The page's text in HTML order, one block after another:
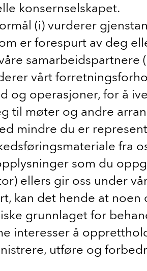
konsernselskapet.
(i) vurderer
er forespurt av deg
samarbeidspartnere
vårt
operasjoner, for å
til møter og andre
mindre du er
fra
som du
ellers gir oss under
kan det hende at noen
grunnlaget for
interesser å
utføre og